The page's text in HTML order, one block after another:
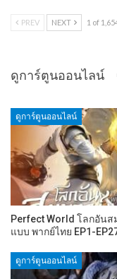
PREV NEXT 1 of
ดูการ์ตูนออนไลน์
ดูการ์ตูนออนไลน์
Perfect World โลกอัน
แบบ พากย์ไทย EP1-
ดูการ์ตูนออนไลน์